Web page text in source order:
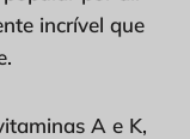
incrível que
A e K,